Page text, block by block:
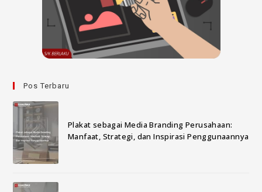
Pos Terbaru
Plakat sebagai Media Branding Perusahaan:
Manfaat, Strategi, dan Inspirasi Penggunaannya